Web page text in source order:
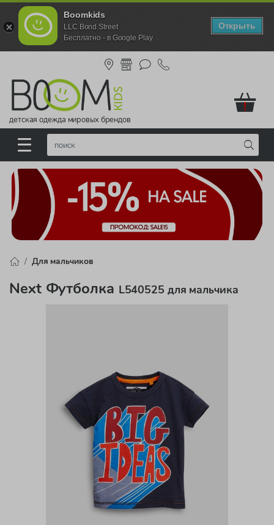
Boomkids
LLC Bond Street
Бесплатно - в Google Play
Открыть
детская одежда мировых брендов
!
Для мальчиков
Next Футболка L540525 для мальчика